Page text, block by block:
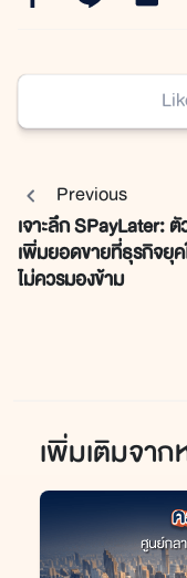
Previous
เจาะลึก SPayLater:
เพิ่มยอดขายที่ธุรกิจยุ
ไม่ควรมองข้าม
เพิ่มเติมจา